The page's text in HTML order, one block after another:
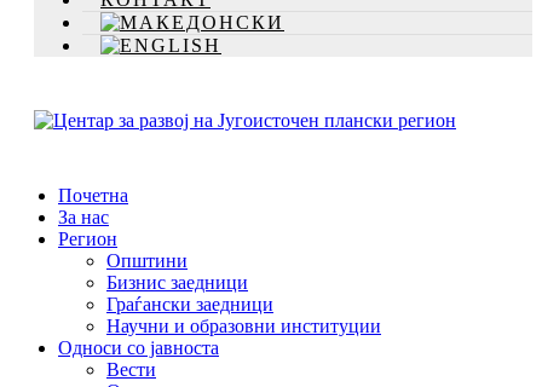
Почетна
За нас
Регион
Општини
Бизнис заедници
Граѓански заедници
Научни и образовни институции
Односи со јавноста
Вести